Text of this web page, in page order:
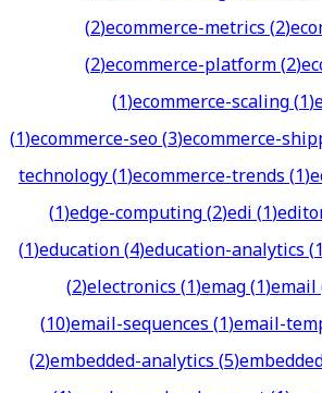
(2)ecommerce-metrics(2)
(2)ecommerce-platform(2)
(1)ecommerce-scaling(1)
(1)ecommerce-seo(3)ecommerce-
technology(1)ecommerce-trends(1)
(1)edge-computing(2)edi(1)
(1)education(4)education-analytics(
(2)electronics(1)emag(1)email
(10)email-sequences(1)email-
(2)embedded-analytics(5)